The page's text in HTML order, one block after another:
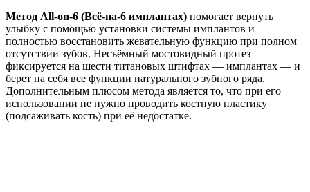
Метод All-on-6 (Всё-на-6 имплантах) помогает вернуть
улыбку с помощью установки системы имплантов и
полностью восстановить жевательную функцию при полном
отсутствии зубов. Несъёмный мостовидный протез
фиксируется на шести титановых штифтах — имплантах — и
берет на себя все функции натурального зубного ряда.
Дополнительным плюсом метода является то, что при его
использовании не нужно проводить костную пластику
(подсаживать кость) при её недостатке.